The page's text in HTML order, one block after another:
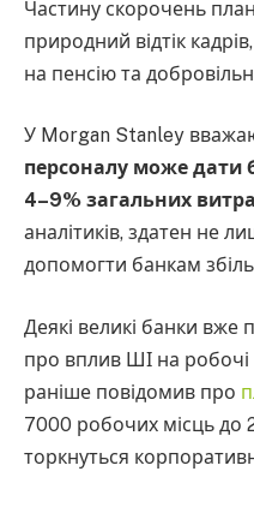
Частину скорочень
природний відтік
на пенсію та
У Morgan Stanley
персоналу може дати
4–9% загальних
аналітиків, здатен не
допомогти банкам
Деякі великі банки вже
про вплив ШІ на робочі
раніше повідомив про
7000 робочих місць до
торкнуться